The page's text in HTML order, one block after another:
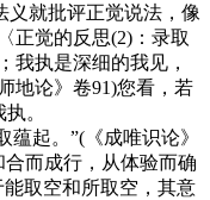
义就批评正觉说法，像
正觉的反思(2)：录取
我执是深细的我见，
地论》卷91)您看，若
。
起。”(《成唯识论》
而成行，从体验而确
取空和所取空，其意